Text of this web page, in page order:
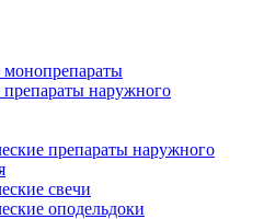
монопрепараты
препараты наружного
препараты наружного
свечи
оподельдоки